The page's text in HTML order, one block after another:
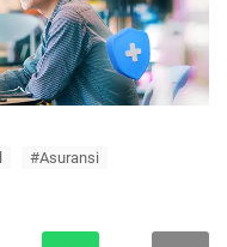
#Asuransi